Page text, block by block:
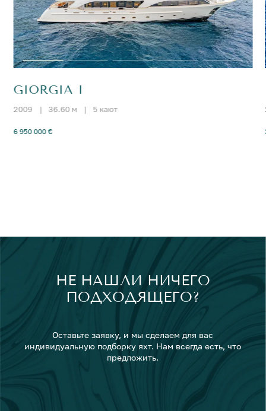
GIORGIA I
2009 | 36.60 м | 5 кают
6 950 000 €
НЕ НАШЛИ НИЧЕГО
ПОДХОДЯЩЕГО?
Оставьте заявку, и мы сделаем для вас
индивидуальную подборку яхт. Нам всегда есть, что
предложить.